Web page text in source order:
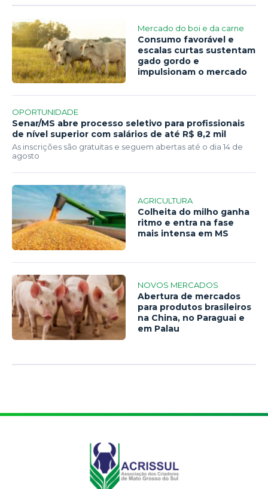
Mercado do boi e da carne
Consumo favorável e
escalas curtas sustentam
gado gordo e
impulsionam o mercado
OPORTUNIDADE
Senar/MS abre processo seletivo para profissionais
de nível superior com salários de até R$ 8,2 mil
As inscrições são gratuitas e seguem abertas até o dia 14 de
agosto
AGRICULTURA
Colheita do milho ganha
ritmo e entra na fase
mais intensa em MS
NOVOS MERCADOS
Abertura de mercados
para produtos brasileiros
na China, no Paraguai e
em Palau